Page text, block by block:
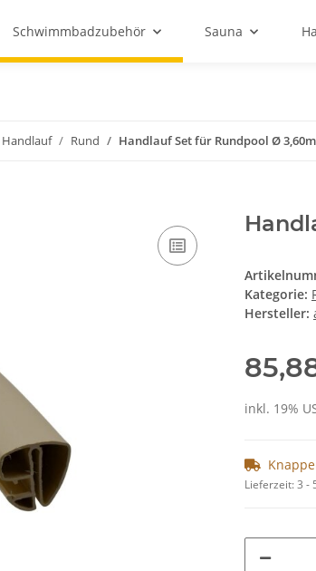
Schwimmbadzubehör Sauna
Handlauf Rund Handlauf Set für Rundpool Ø
Kategorie:
Hersteller:
inkl. 19%
Lieferzeit:3 -